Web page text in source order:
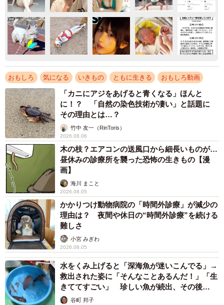
おもしろ 気になる いきもの ともに生きる おもしろ動画
「カニにアジをあげると青くなる」ほんと
に！？ 「自然の染色技術が凄い」と話題に
その理由とは…？
竹中 友一（RinToris）
2026.08.06
木の枝？エアコンの送風口から細長いものが…
昼休みの診療所を襲った恐怖の生きもの【漫
画】
海川 まこと
2026.08.05
かかりつけ動物病院の「時間外診療」が減少の
理由は？ 夜間や休日の“時間外診療”を続ける
難しさ
小宮 みぎわ
2026.08.05
水をくみ上げると「深海魚が迷いこんでる」→
救出された姿に「そんなことあるんだ！」「生
きててすごい」 珍しい魚が続出、その後
は……谷町 邦子